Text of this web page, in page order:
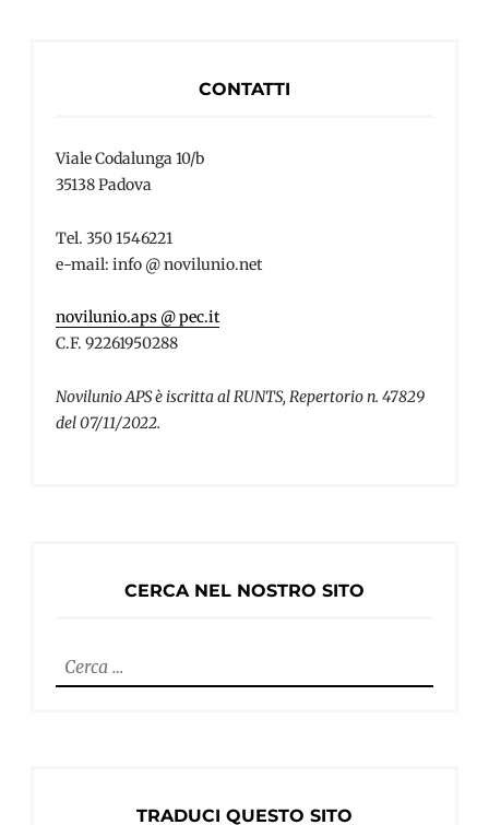
CONTATTI
Viale Codalunga 10/b
35138 Padova
Tel. 350 1546221
e-mail: info @ novilunio.net
novilunio.aps @ pec.it
C.F. 92261950288
Novilunio APS è iscritta al RUNTS, Repertorio n. 47829
del 07/11/2022.
CERCA NEL NOSTRO SITO
Ricerca
per:
TRADUCI QUESTO SITO